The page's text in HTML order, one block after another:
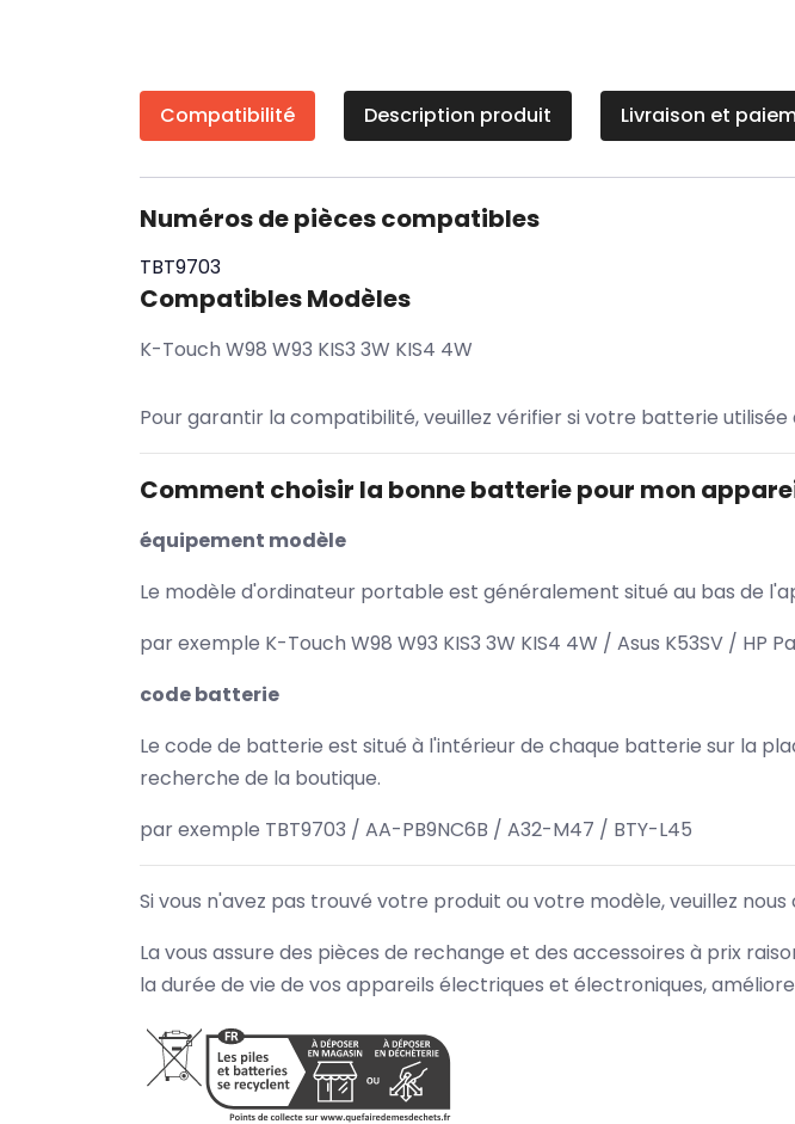
Compatibilité Description produit Livraison et
Numéros de pièces compatibles
TBT9703
Compatibles Modèles
K-Touch W98 W93 KIS3 3W KIS4 4W
Pour garantir la compatibilité, veuillez vérifier si votre batterie
Comment choisir la bonne batterie pour mon
équipement modèle
Le modèle d'ordinateur portable est généralement situé au bas de
par exemple K-Touch W98 W93 KIS3 3W KIS4 4W / Asus K53SV / HP
code batterie
Le code de batterie est situé à l'intérieur de chaque batterie sur la
recherche de la boutique.
par exemple TBT9703 / AA-PB9NC6B / A32-M47 / BTY-L45
Si vous n'avez pas trouvé votre produit ou votre modèle, veuillez
La vous assure des pièces de rechange et des accessoires à prix
la durée de vie de vos appareils électriques et électroniques,